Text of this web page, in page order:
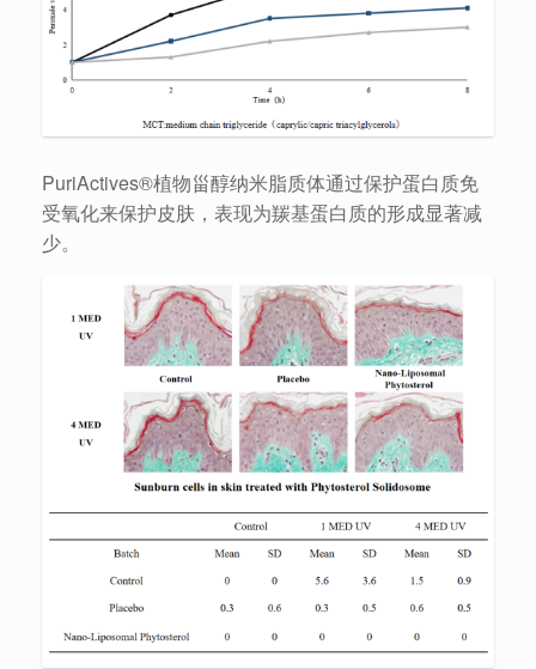
PuriActives®植物甾醇纳米脂质体通过保护蛋白质免
受氧化来保护皮肤，表现为羰基蛋白质的形成显著减
少。